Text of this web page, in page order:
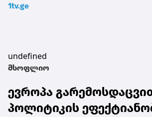
1tv.ge
undefined
მსოფლიო
ევროპა
პოლიტიკის